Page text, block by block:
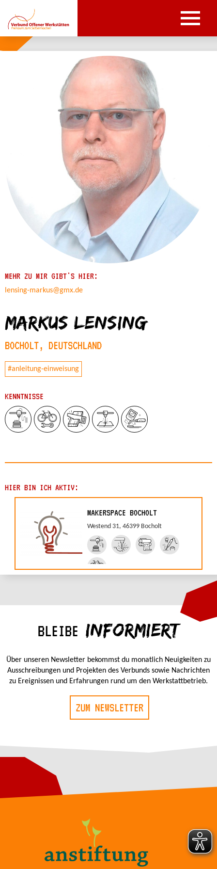
MEHR ZU MIR GIBT'S HIER:
lensing-markus@gmx.de
Markus Lensing
BOCHOLT, DEUTSCHLAND
#anleitung-einweisung
KENNTNISSE
HIER BIN ICH AKTIV:
MAKERSPACE BOCHOLT
Westend 31, 46399 Bocholt
BLEIBE INFORMIERT
Über unseren Newsletter bekommst du monatlich Neuigkeiten zu
Ausschreibungen und Projekten des Verbunds sowie Nachrichten
zu Ereignissen und Erfahrungen rund um den Werkstattbetrieb.
ZUM NEWSLETTER